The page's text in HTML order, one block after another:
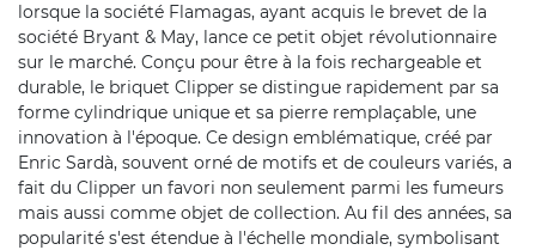
lorsque la société Flamagas, ayant acquis le brevet de la
société Bryant & May, lance ce petit objet révolutionnaire
sur le marché. Conçu pour être à la fois rechargeable et
durable, le briquet Clipper se distingue rapidement par sa
forme cylindrique unique et sa pierre remplaçable, une
innovation à l'époque. Ce design emblématique, créé par
Enric Sardà, souvent orné de motifs et de couleurs variés, a
fait du Clipper un favori non seulement parmi les fumeurs
mais aussi comme objet de collection. Au fil des années, sa
popularité s'est étendue à l'échelle mondiale, symbolisant